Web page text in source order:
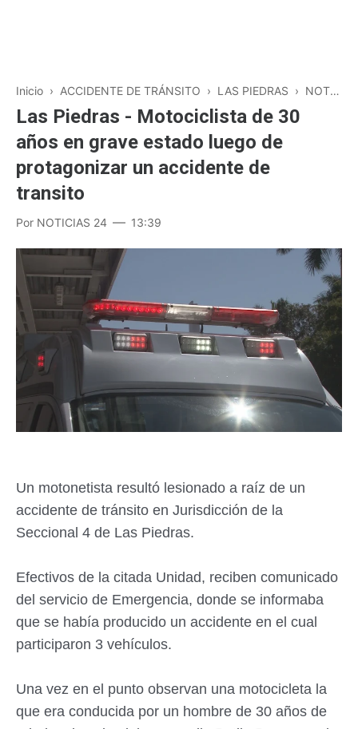
Inicio › ACCIDENTE DE TRÁNSITO › LAS PIEDRAS › NOTICIAS
Las Piedras - Motociclista de 30
años en grave estado luego de
protagonizar un accidente de
transito
Por NOTICIAS 24 13:39
Un motonetista resultó lesionado a raíz de un
accidente de tránsito en Jurisdicción de la
Seccional 4 de Las Piedras.
Efectivos de la citada Unidad, reciben comunicado
del servicio de Emergencia, donde se informaba
que se había producido un accidente en el cual
participaron 3 vehículos.
Una vez en el punto observan una motocicleta la
que era conducida por un hombre de 30 años de